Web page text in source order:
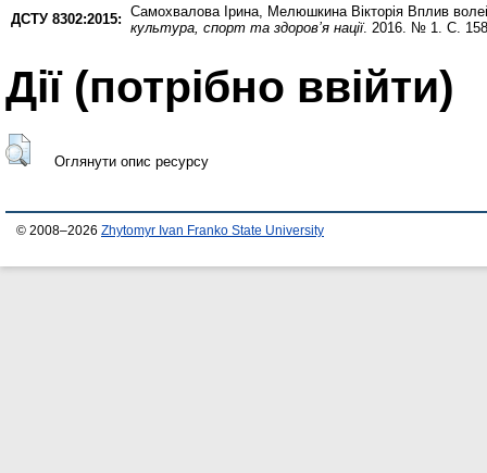
ДСТУ 8302:2015: Самохвалова Ірина Мелюшкина Вікторія Вплив
культура, спорт та здоров’я нації. 2016. № 1. С.
Дії ​​(потрібно ввійти)
Оглянути опис ресурсу
© 2008–2026 Zhytomyr Ivan Franko State University